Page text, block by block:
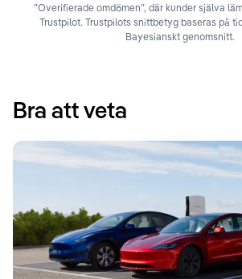
”Overifierade omdömen”, där kunder själva
Trustpilot. Trustpilots snittbetyg baseras på
Bayesianskt genomsnitt.
Bra att veta